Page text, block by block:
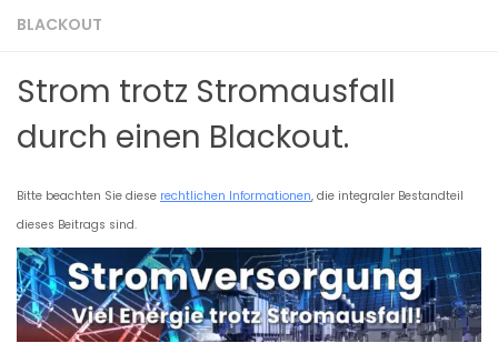
BLACKOUT
Strom trotz Stromausfall
durch einen Blackout.
Bitte beachten Sie diese rechtlichen Informationen, die integraler Bestandteil
dieses Beitrags sind.